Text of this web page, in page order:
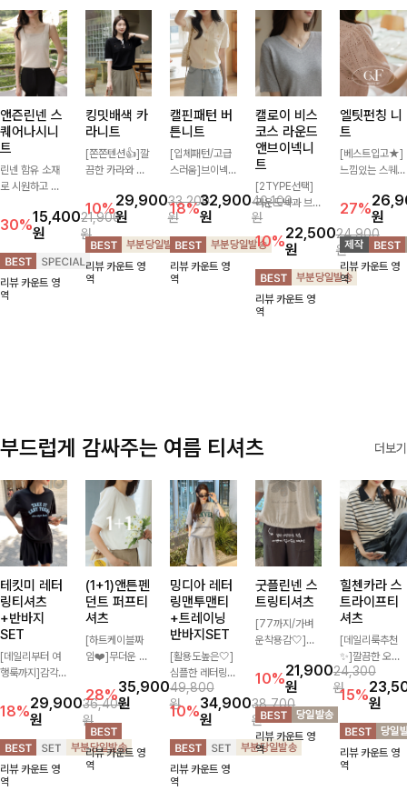
앤즌린넨 스
퀘어나시니
트
린넨 함유 소재
로 시원하고 쾌
좋은 나시 니트
🌿 깔끔한 스퀘
어넥 디자인이
쇄골 라인을 더
욱 여리하고 여
성스럽게 연출해
30%15,400
원
21,900
원
리뷰 카운트 영
역
킹밋배색 카
라니트
[쫀쫀텐션👍]깔
끔한 카라와 반
만나 하나만 입
어도 완성도 높
은 스타일링을
연출해드려요 부
담 없이 즐기기
좋은 데일리 니
10%29,900
원
33,200
원
리뷰 카운트 영
역
캘핀패턴 버
튼니트
[입체패턴/고급
스러움]브이넥
패턴이 어우러져
포인트 있게 즐
기기 좋은 가디
건 🤍 가볍게 걸
쳐주기만 해도
스타일리시한 무
18%32,900
원
40,100
원
리뷰 카운트 영
역
캘로이 비스
코스 라운드
앤브이넥니
트
[2TYPE선택]
라운드넥과 브이
넥 두 가지 디자
인으로 취향에
맞게 선택 가능
한 베이직 니트
🤍 깔끔한 실루
엣과 부드러운
착용감으로 단독
10%22,500
원
24,900
원
리뷰 카운트 영
역
엘팃펀칭 니
트
[베스트입고★]
느낌있는 스퀘어
으로 세련됨이
묻어나는 니트:)
시원쫀쫀함 가
득, 여성스러운
룩을 완성해봐요
♡
27%원
리뷰 카운트 영
역
부드럽게 감싸주는 여름 티셔츠 더보기
테킷미 레터
링티셔츠
+반바지
SET
[데일리부터 여
행룩까지]감각
셔츠와 플레어
핏 반바지가 함
께 구성된 세트
아이템으로, 편
안하면서도 캐주
얼한 꾸안꾸룩을
18%29,900
원
36,400
원
리뷰 카운트 영
역
(1+1)앤튼펜
던트 퍼프티
셔츠
[하트케이블짜
임❤️]무더운 여
낭만같은 티셔츠
소재감에서 주는
포인트와 금장으
로 고급스러움도
놓치지 말아요♥
28%35,900
원
49,800
원
리뷰 카운트 영
역
밍디아 레터
링맨투맨티
+트레이닝
반바지SET
[활용도높은🤍]
심플한 레터링
포인트의 반팔
티셔츠와 여유롭
게 떨어지는 반
바지 조합으로
꾸안꾸 무드 제
대로 살려주는
트레이닝 세트
10%34,900
원
38,700
원
리뷰 카운트 영
역
굿플린넨 스
트링티셔츠
[77까지/가벼
운착용감🤍]린
럴한 플라워 프
린팅이 포인트가
되어 하나만으로
도 감성 있는 스
타일을 완성해드
리는 티셔츠-🌼
10%21,900
원
24,300
원
리뷰 카운트 영
역
힐첸카라 스
트라이프티
셔츠
[데일리룩추천
✨]깔끔한 오픈
카라넥과 조화로
운 배색이 들어
간 스트라이프
패턴으로 단정하
고 캐주얼한 무
드를 선사하는
반팔 티셔츠에
15%원
리뷰 카운트 영
역